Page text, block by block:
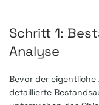
Schritt 1:
Analyse
Bevor der
detaillierte